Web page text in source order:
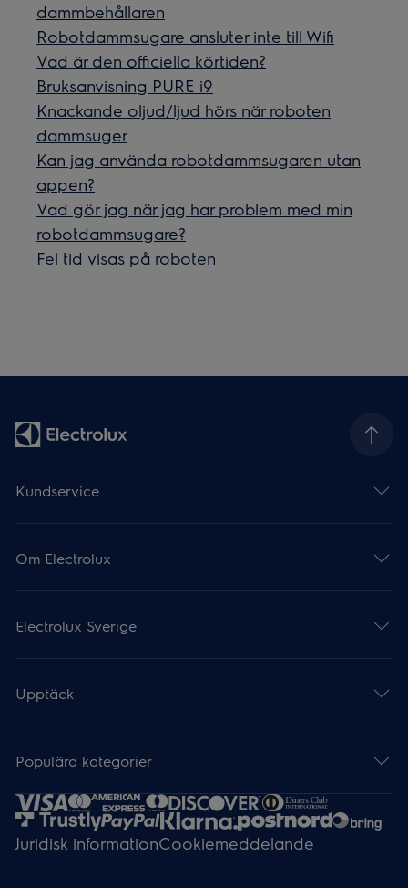
dammbehållaren
Robotdammsugare ansluter inte till Wifi
Vad är den officiella körtiden?
Bruksanvisning PURE i9
Knackande oljud/ljud hörs när roboten
dammsuger
Kan jag använda robotdammsugaren utan
appen?
Vad gör jag när jag har problem med min
robotdammsugare?
Fel tid visas på roboten
Kundservice
Om Electrolux
Electrolux Sverige
Upptäck
Populära kategorier
Juridisk informationCookiemeddelande